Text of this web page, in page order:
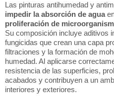
Las pinturas antihumedad y
impedir la absorción de agua
proliferación de
Su composición incluye aditivos
fungicidas que crean una capa
filtraciones y la formación de
humedad. Al aplicarse
resistencia de las superficies,
acabados y contribuyen a un
interiores y exteriores.